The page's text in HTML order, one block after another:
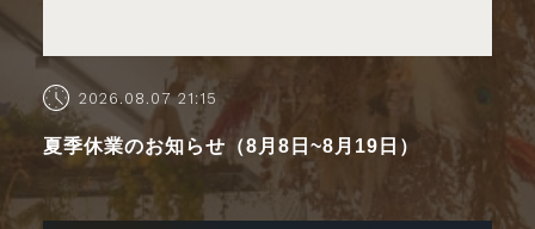
2026.08.07 21:15
夏季休業のお知らせ（8月8日~8月19日）